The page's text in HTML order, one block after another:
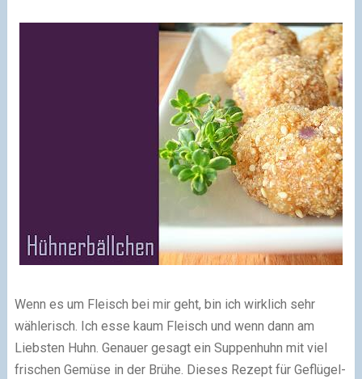
Wenn es um Fleisch bei mir geht, bin ich wirklich sehr
wählerisch. Ich esse kaum Fleisch und wenn dann am
Liebsten Huhn. Genauer gesagt ein Suppenhuhn mit viel
frischen Gemüse in der Brühe. Dieses Rezept für Geflügel-